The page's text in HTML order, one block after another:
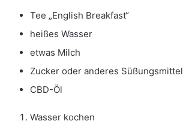
Tee „English Breakfast“
heißes Wasser
etwas Milch
Zucker oder anderes Süßungsmittel
CBD-Öl
Wasser kochen